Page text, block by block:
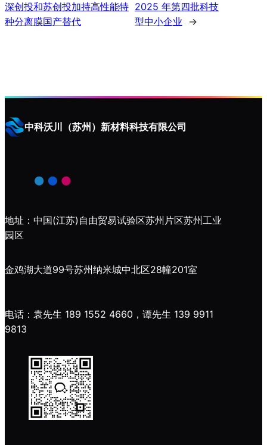
深创投和苏创投加持高性能特
种分离膜国产替代
2025 年第四批科技
型中小企业
→
中科沃川（苏州）新材料科技有限公司
地址：中国(江苏)自由贸易试验区苏州片区苏州工业
园区
金鸡湖大道99号苏州纳米城中北区28幢201室
电话：袁先生 189 1552 4660，谭先生 139 9911
9813